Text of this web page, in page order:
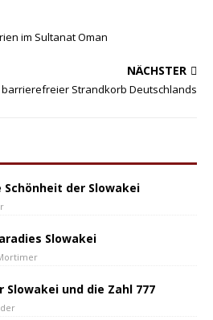
im Sultanat Oman
NÄCHSTER
barrierefreier Strandkorb Deutschlands
Schönheit der Slowakei
Slowakei
und die Zahl 777